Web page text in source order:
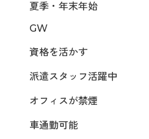
夏季・年末年始
GW
資格を活かす
派遣スタッフ活躍中
オフィスが禁煙
車通勤可能